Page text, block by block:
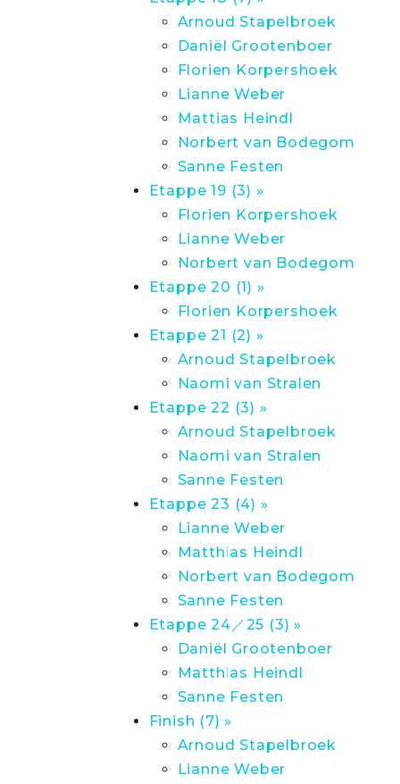
Arnoud Stapelbroek
Daniël Grootenboer
Florien Korpershoek
Lianne Weber
Mattias Heindl
Norbert van Bodegom
Sanne Festen
Etappe 19 (3) »
Florien Korpershoek
Lianne Weber
Norbert van Bodegom
Etappe 20 (1) »
Florien Korpershoek
Etappe 21 (2) »
Arnoud Stapelbroek
Naomi van Stralen
Etappe 22 (3) »
Arnoud Stapelbroek
Naomi van Stralen
Sanne Festen
Etappe 23 (4) »
Lianne Weber
Matthias Heindl
Norbert van Bodegom
Sanne Festen
Etappe 24／25 (3) »
Daniël Grootenboer
Matthias Heindl
Sanne Festen
Finish (7) »
Arnoud Stapelbroek
Lianne Weber